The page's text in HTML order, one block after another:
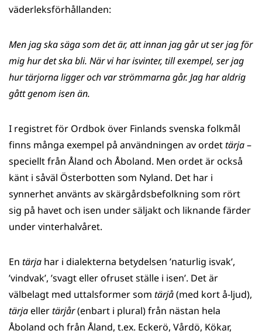
väderleksförhållanden:
Men jag ska säga som det är, att innan jag går ut ser jag för
mig hur det ska bli. När vi har isvinter, till exempel, ser jag
hur tärjorna ligger och var strömmarna går. Jag har aldrig
gått genom isen än.
I registret för Ordbok över Finlands svenska folkmål
finns många exempel på användningen av ordettärja–
speciellt från Åland och Åboland. Men ordet är också
känt i såväl Österbotten som Nyland. Det har i
synnerhet använts av skärgårdsbefolkning som rört
sig på havet och isen under säljakt och liknande färder
under vinterhalvåret.
En tärja har i dialekterna betydelsen ’naturlig isvak’,
’vindvak’, ’svagt eller ofruset ställe i isen’. Det är
välbelagt med uttalsformer som tärjå(med kort å-ljud),
tärjaellertärjår(enbart i plural) från nästan hela
Åboland och från Åland, t.ex. Eckerö, Vårdö, Kökar,